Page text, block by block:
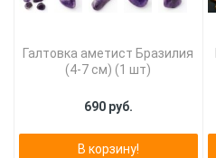
Галтовка аметист Бразилия
(4-7 см) (1 шт)
690 руб.
В корзину!